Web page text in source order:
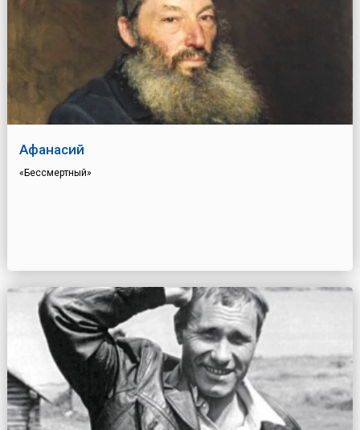
Афанасий
«Бессмертный»